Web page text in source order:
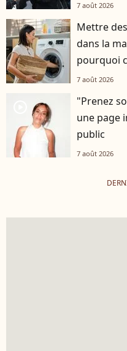
7 août 2026
Mettre
dans la
pourquoi
7 août 2026
"Prenez
une page
public
7 août 2026